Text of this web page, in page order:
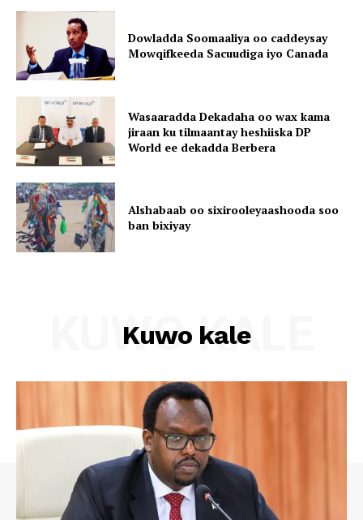
Dowladda Soomaaliya oo caddeysay
Mowqifkeeda Sacuudiga iyo Canada
Wasaaradda Dekadaha oo wax kama
jiraan ku tilmaantay heshiiska DP
World ee dekadda Berbera
Alshabaab oo sixirooleyaashooda soo
ban bixiyay
Kuwo kale
KUWO KALE